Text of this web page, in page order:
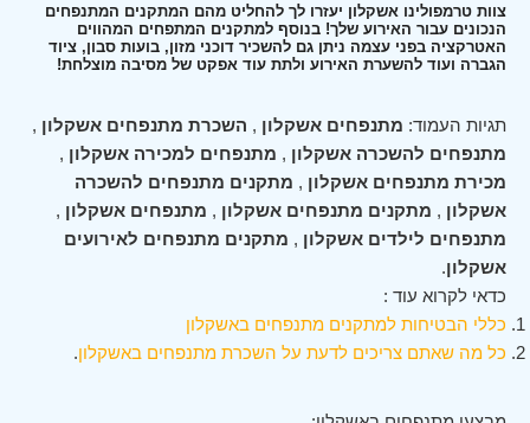
צוות טרמפולינו אשקלון יעזרו לך להחליט מהם המתקנים המתנפחים
הנכונים עבור האירוע שלך! בנוסף למתקנים המתפחים המהווים
האטרקציה בפני עצמה ניתן גם להשכיר דוכני מזון, בועות סבון, ציוד
הגברה ועוד להשערת האירוע ולתת עוד אפקט של מסיבה מוצלחת!
תגיות העמוד: מתנפחים אשקלון , השכרת מתנפחים אשקלון ,
מתנפחים להשכרה אשקלון , מתנפחים למכירה אשקלון ,
מכירת מתנפחים אשקלון , מתקנים מתנפחים להשכרה
אשקלון , מתקנים מתנפחים אשקלון , מתנפחים אשקלון ,
מתנפחים לילדים אשקלון , מתקנים מתנפחים לאירועים
אשקלון.
כדאי לקרוא עוד :
כללי הבטיחות למתקנים מתנפחים באשקלון
כל מה שאתם צריכים לדעת על השכרת מתנפחים באשקלון.